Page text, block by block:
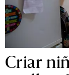
Criar